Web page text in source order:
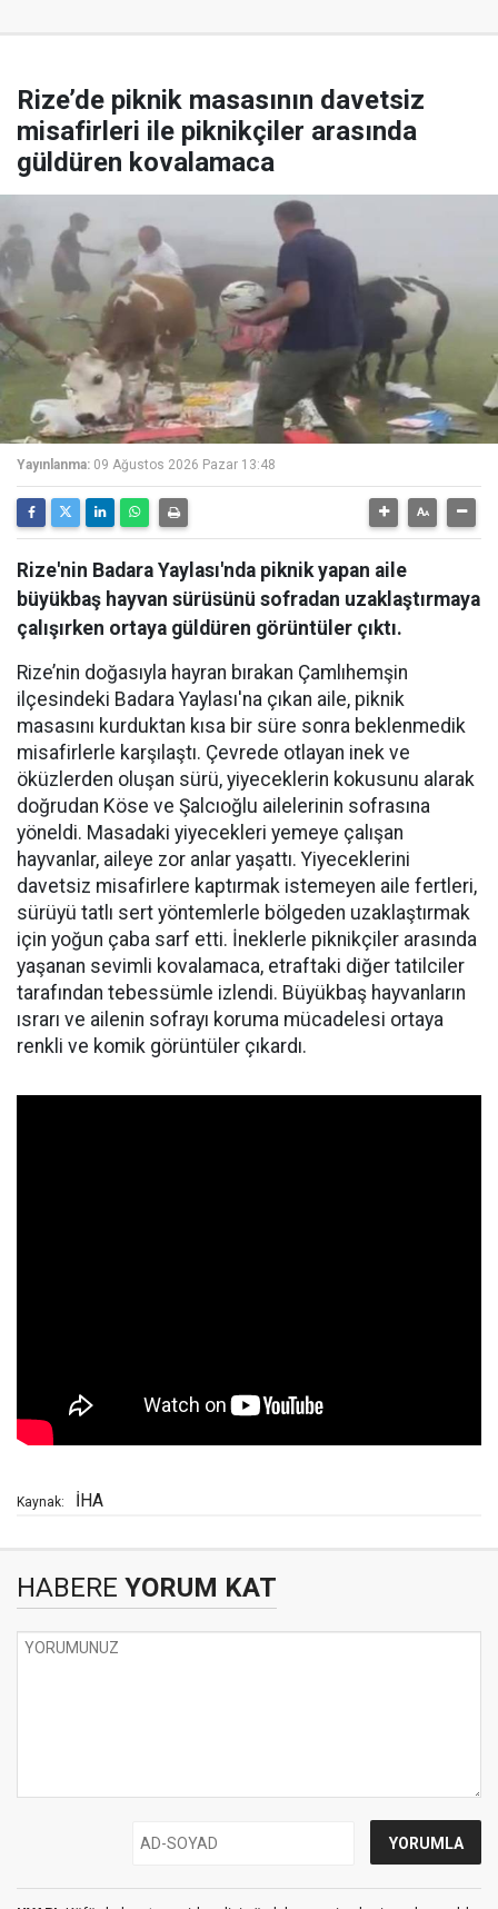
Rize’de piknik masasının davetsiz
misafirleri ile piknikçiler arasında
güldüren kovalamaca
Yayınlanma: 09 Ağustos 2026 Pazar 13:48
Rize'nin Badara Yaylası'nda piknik yapan aile
büyükbaş hayvan sürüsünü sofradan uzaklaştırmaya
çalışırken ortaya güldüren görüntüler çıktı.
Rize’nin doğasıyla hayran bırakan Çamlıhemşin
ilçesindeki Badara Yaylası'na çıkan aile, piknik
masasını kurduktan kısa bir süre sonra beklenmedik
misafirlerle karşılaştı. Çevrede otlayan inek ve
öküzlerden oluşan sürü, yiyeceklerin kokusunu alarak
doğrudan Köse ve Şalcıoğlu ailelerinin sofrasına
yöneldi. Masadaki yiyecekleri yemeye çalışan
hayvanlar, aileye zor anlar yaşattı. Yiyeceklerini
davetsiz misafirlere kaptırmak istemeyen aile fertleri,
sürüyü tatlı sert yöntemlerle bölgeden uzaklaştırmak
için yoğun çaba sarf etti. İneklerle piknikçiler arasında
yaşanan sevimli kovalamaca, etraftaki diğer tatilciler
tarafından tebessümle izlendi. Büyükbaş hayvanların
ısrarı ve ailenin sofrayı koruma mücadelesi ortaya
renkli ve komik görüntüler çıkardı.
Kaynak: İHA
HABERE YORUM KAT